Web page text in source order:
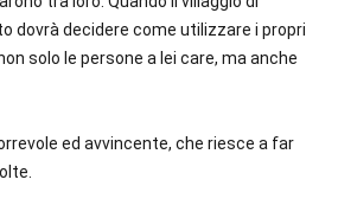
dovrà decidere come utilizzare i propri
solo le persone a lei care, ma anche
ed avvincente, che riesce a far